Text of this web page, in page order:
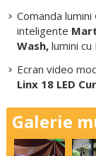
Comanda lumini
inteligente
Wash, lumini cu
Ecran video
Linx 18 LED
Galerie